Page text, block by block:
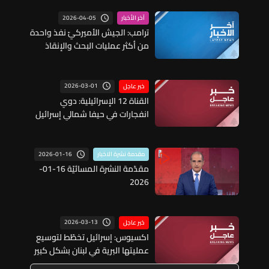
آخر الأخبار 2026-04-05
ترامب: الجيش الأميركيّ نفذ واحدة
من أكثر عمليات البحث والإنقاذ
خبر عاجل 2026-03-01
القناة 12 الإسرائيلية: دوي
انفجارات في حيفا شمالي إسرائيل
مقدمة نشرة الاخبار 2026-01-16
مقدّمة النشرة المسائيّة 16-01-
2026
خبر عاجل 2026-03-13
اكسيوس: إسرائيل تخطّط لتوسيع
عمليتها البرية في لبنان بشكل كبير
بهدف السيطرة على كامل